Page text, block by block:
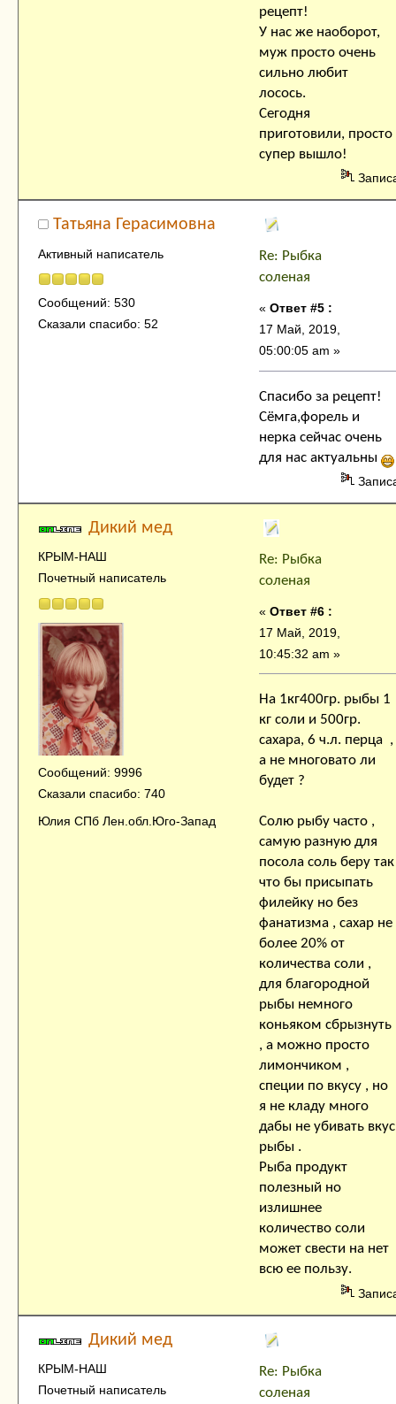
рецепт!
У нас же наоборот,
муж просто очень
сильно любит
лосось.
Сегодня
приготовили, просто
супер вышло!
Татьяна Герасимовна
Активный написатель
Сообщений: 530
Сказали спасибо: 52
Re: Рыбка
соленая
« Ответ #5 :
17 Май, 2019,
05:00:05 am »
Спасибо за рецепт!
Сёмга,форель и
нерка сейчас очень
для нас актуальны
Дикий мед
КРЫМ-НАШ
Почетный написатель
Сообщений: 9996
Сказали спасибо: 740
Юлия СПб Лен.обл.Юго-Запад
Re: Рыбка
соленая
« Ответ #6 :
17 Май, 2019,
10:45:32 am »
На 1кг400гр. рыбы 1
кг соли и 500гр.
сахара, 6 ч.л. перца ,
а не многовато ли
будет ?
Солю рыбу часто ,
самую разную для
посола соль беру так
что бы присыпать
филейку но без
фанатизма , сахар не
более 20% от
количества соли ,
для благородной
рыбы немного
коньяком сбрызнуть
, а можно просто
лимончиком ,
специи по вкусу , но
я не кладу много
дабы не убивать вкус
рыбы .
Рыба продукт
полезный но
излишнее
количество соли
может свести на нет
всю ее пользу.
Дикий мед
КРЫМ-НАШ
Почетный написатель
Re: Рыбка
соленая